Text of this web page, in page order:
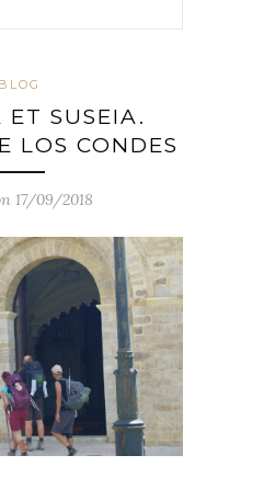
BLOG
ET SUSEIA.
LOS CONDES
17/09/2018